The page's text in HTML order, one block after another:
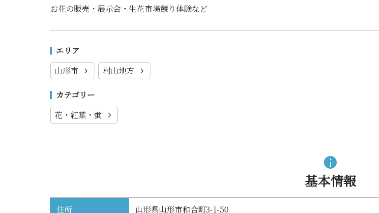
お花の販売・展示会・生花市場競り体験など
エリア
山形市
村山地方
カテゴリー
花・紅葉・蛍
基本情報
住所 山形県山形市和合町3-1-50